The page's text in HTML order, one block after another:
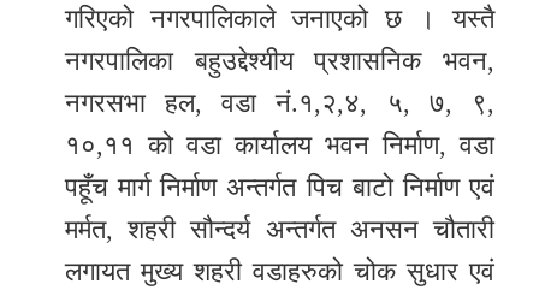
गरिएको नगरपालिकाले जनाएको छ । यस्तै
नगरपालिका बहुउद्देश्यीय प्रशासनिक भवन,
नगरसभा हल, वडा नं.१,२,४, ५, ७, ९,
१०,११ को वडा कार्यालय भवन निर्माण, वडा
पहूँच मार्ग निर्माण अन्तर्गत पिच बाटो निर्माण एवं
मर्मत, शहरी सौन्दर्य अन्तर्गत अनसन चौतारी
लगायत मुख्य शहरी वडाहरुको चोक सुधार एवं